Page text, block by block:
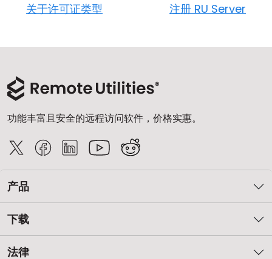
关于许可证类型
注册 RU Server
功能丰富且安全的远程访问软件，价格实惠。
产品
下载
法律